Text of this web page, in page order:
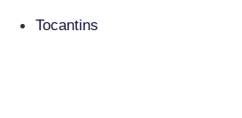
Tocantins